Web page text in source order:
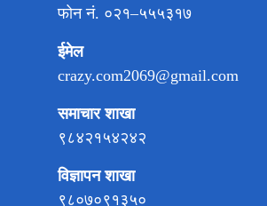
फोन नं. ०२१–५५५३१७
ईमेल
crazy.com2069@gmail.com
समाचार शाखा
९८४२१५४२४२
विज्ञापन शाखा
९८०७०९१३५०